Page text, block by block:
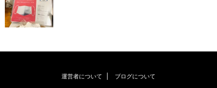
運営者について ブログについて